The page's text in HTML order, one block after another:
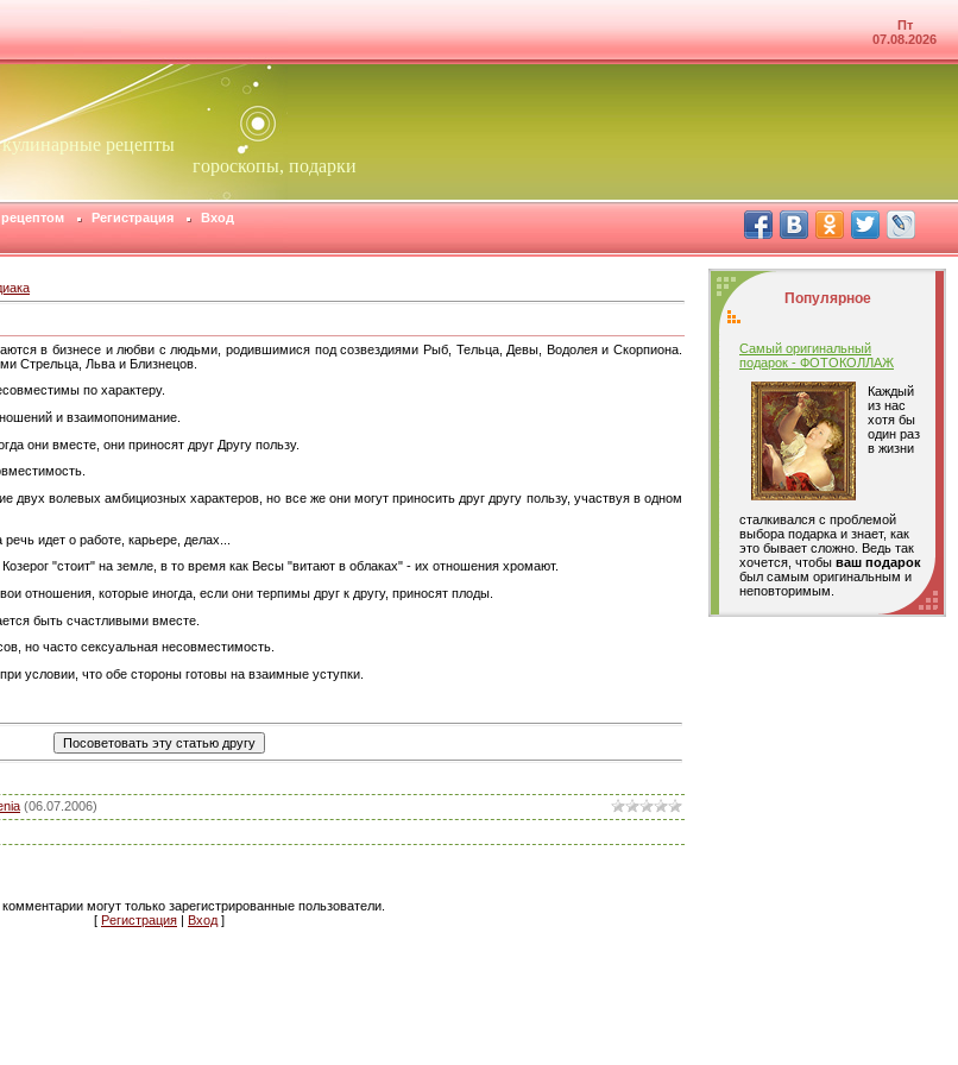
Пт
07.08.2026
кулинарные рецепты
гороскопы, подарки
Регистрация Вход
в бизнесе и любви с людьми, родившимися под созвездиями Рыб, Тельца, Девы, Водолея и Скорпиона.
Стрельца, Льва и Близнецов.
по характеру.
и взаимопонимание.
они вместе, они приносят друг Другу пользу.
двух волевых амбициозных характеров, но все же они могут приносить друг другу пользу, участвуя в одном
идет о работе, карьере, делах...
"стоит" на земле, в то время как Весы "витают в облаках" - их отношения хромают.
отношения, которые иногда, если они терпимы друг к другу, приносят плоды.
быть счастливыми вместе.
но часто сексуальная несовместимость.
условии, что обе стороны готовы на взаимные уступки.
(06.07.2006)
могут только зарегистрированные пользователи.
[ Регистрация | Вход ]
Популярное
Самый оригинальный
подарок - ФОТОКОЛЛАЖ
Каждый
из нас
хотя бы
один раз
в жизни
сталкивался с проблемой
выбора подарка и знает, как
это бывает сложно. Ведь так
хочется, чтобы ваш подарок
был самым оригинальным и
неповторимым.